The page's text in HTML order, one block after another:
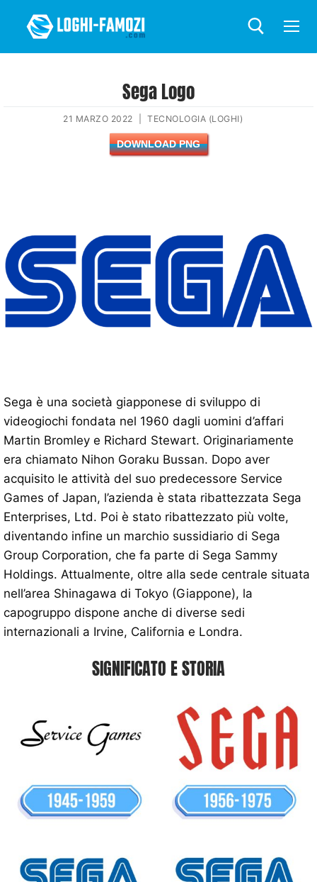
Sega Logo
21 MARZO 2022 TECNOLOGIA (LOGHI)
DOWNLOAD PNG
Sega è una società giapponese di sviluppo di
videogiochi fondata nel 1960 dagli uomini d’affari
Martin Bromley e Richard Stewart. Originariamente
era chiamato Nihon Goraku Bussan. Dopo aver
acquisito le attività del suo predecessore Service
Games of Japan, l’azienda è stata ribattezzata Sega
Enterprises, Ltd. Poi è stato ribattezzato più volte,
diventando infine un marchio sussidiario di Sega
Group Corporation, che fa parte di Sega Sammy
Holdings. Attualmente, oltre alla sede centrale situata
nell’area Shinagawa di Tokyo (Giappone), la
capogruppo dispone anche di diverse sedi
internazionali a Irvine, California e Londra.
SIGNIFICATO E STORIA